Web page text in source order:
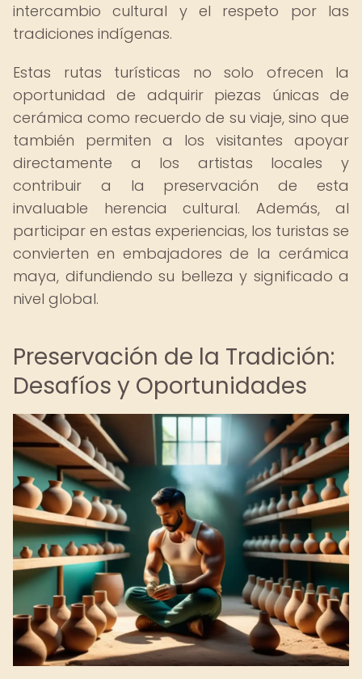
intercambio cultural y el respeto por las
tradiciones indígenas.
Estas rutas turísticas no solo ofrecen la
oportunidad de adquirir piezas únicas de
cerámica como recuerdo de su viaje, sino que
también permiten a los visitantes apoyar
directamente a los artistas locales y
contribuir a la preservación de esta
invaluable herencia cultural. Además, al
participar en estas experiencias, los turistas se
convierten en embajadores de la cerámica
maya, difundiendo su belleza y significado a
nivel global.
Preservación de la Tradición:
Desafíos y Oportunidades